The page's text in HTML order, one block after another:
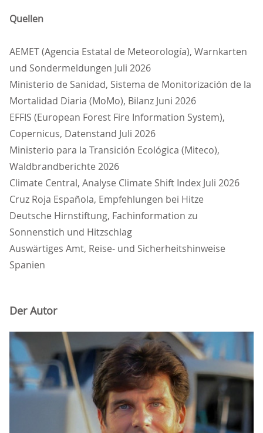
Quellen
AEMET (Agencia Estatal de Meteorología), Warnkarten
und Sondermeldungen Juli 2026
Ministerio de Sanidad, Sistema de Monitorización de la
Mortalidad Diaria (MoMo), Bilanz Juni 2026
EFFIS (European Forest Fire Information System),
Copernicus, Datenstand Juli 2026
Ministerio para la Transición Ecológica (Miteco),
Waldbrandberichte 2026
Climate Central, Analyse Climate Shift Index Juli 2026
Cruz Roja Española, Empfehlungen bei Hitze
Deutsche Hirnstiftung, Fachinformation zu
Sonnenstich und Hitzschlag
Auswärtiges Amt, Reise- und Sicherheitshinweise
Spanien
Der Autor